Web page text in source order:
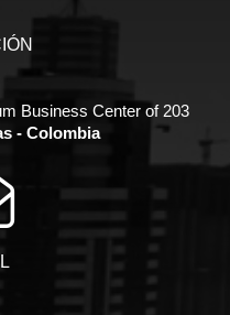
Business Center of 203
- Colombia